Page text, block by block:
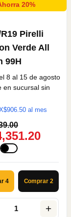
20%
Pirelli
Verde All
99H
8 al 15 de agosto
en sucursal sin
906.50 al mes
4 Comprar 2
1